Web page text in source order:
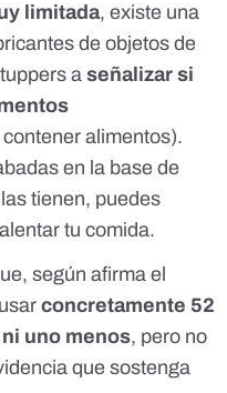
limitada, existe una
de objetos de
a señalizar si
alimentos).
en la base de
tienen, puedes
tu comida.
según afirma el
concretamente 52
uno menos, pero no
que sostenga